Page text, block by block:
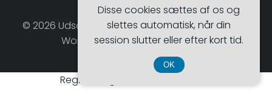
© 2026 Udsalgsmagasinet. Bygget ved at bruge
WordPress og Hugo WP Theme .
Registreringsnummer 374 077 39
Disse cookies sættes af os og
slettes automatisk, når din
session slutter eller efter kort tid.
OK